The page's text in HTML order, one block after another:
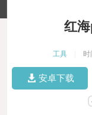
红
工具
安卓下载